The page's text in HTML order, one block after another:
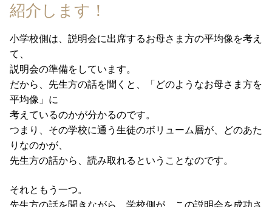
紹介します！
小学校側は、説明会に出席するお母さま方の平均像を考え
て、
説明会の準備をしています。
だから、先生方の話を聞くと、「どのようなお母さま方を
平均像」に
考えているのかが分かるのです。
つまり、その学校に通う生徒のボリューム層が、どのあた
りなのかが、
先生方の話から、読み取れるということなのです。
それともう一つ。
先生方の話を聞きながら、学校側が、この説明会を成功さ